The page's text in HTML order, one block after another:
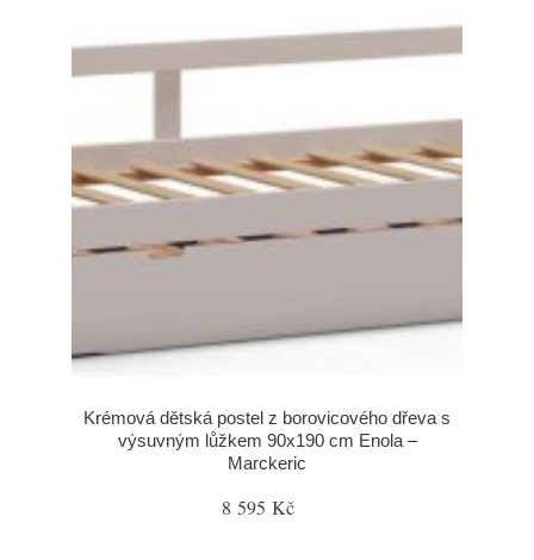
Krémová dětská postel z borovicového dřeva s
výsuvným lůžkem 90x190 cm Enola –
Marckeric
8 595 Kč